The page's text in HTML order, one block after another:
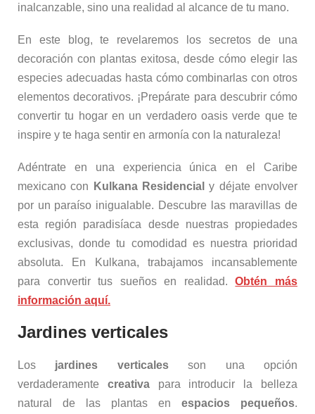
inalcanzable, sino una realidad al alcance de tu mano.
En este blog, te revelaremos los secretos de una
decoración con plantas exitosa, desde cómo elegir las
especies adecuadas hasta cómo combinarlas con otros
elementos decorativos. ¡Prepárate para descubrir cómo
convertir tu hogar en un verdadero oasis verde que te
inspire y te haga sentir en armonía con la naturaleza!
Adéntrate en una experiencia única en el Caribe
mexicano con
Kulkana Residencial y déjate envolver
por un paraíso inigualable. Descubre las maravillas de
esta región paradisíaca desde nuestras propiedades
exclusivas, donde tu comodidad es nuestra prioridad
absoluta. En Kulkana, trabajamos incansablemente
para convertir tus sueños en realidad.Obtén más
información aquí.
Jardines verticales
Los jardines verticalesson una opción
verdaderamente creativapara introducir la belleza
natural de las plantas en espacios pequeños.